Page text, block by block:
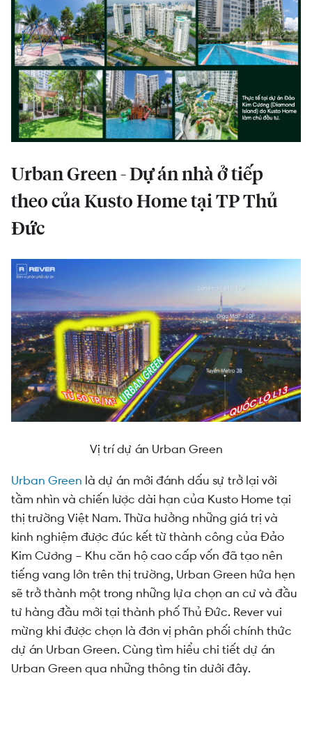
Urban Green - Dự án nhà ở tiếp
theo của Kusto Home tại TP Thủ
Đức
Vị trí dự án Urban Green
Urban Green là dự án mới đánh dấu sự trở lại với
tầm nhìn và chiến lược dài hạn của Kusto Home tại
thị trường Việt Nam. Thừa hưởng những giá trị và
kinh nghiệm được đúc kết từ thành công của Đảo
Kim Cương – Khu căn hộ cao cấp vốn đã tạo nên
tiếng vang lớn trên thị trường, Urban Green hứa hẹn
sẽ trở thành một trong những lựa chọn an cư và đầu
tư hàng đầu mới tại thành phố Thủ Đức. Rever vui
mừng khi được chọn là đơn vị phân phối chính thức
dự án Urban Green. Cùng tìm hiểu chi tiết dự án
Urban Green qua những thông tin dưới đây.